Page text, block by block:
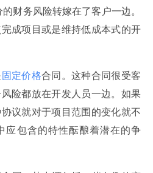
财务风险转嫁在了客户一边。
成项目或是维持低成本式的开
固定价格合同。这种合同很受客
险都放在开发人员一边。如果
议就对于项目范围的变化就不
应包含的特性酝酿着潜在的争